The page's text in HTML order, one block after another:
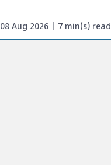
08 Aug 2026 | 7 min(s) read